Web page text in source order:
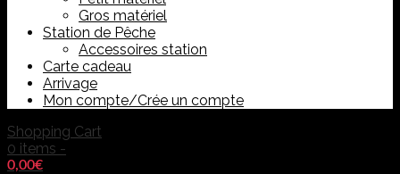
Gros matériel
Station de Pêche
Accessoires station
Carte cadeau
Arrivage
Mon compte/Crée un compte
Shopping Cart
0 items -
0,00€